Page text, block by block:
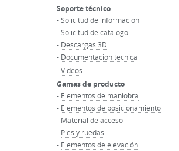
Soporte técnico
-Solicitud de informacion
-Solicitud de catalogo
- Descargas 3D
- Documentacion tecnica
-Videos
Gamas de producto
- Elementos de maniobra
- Elementos de posicionamiento
- Material de acceso
- Pies y ruedas
- Elementos de elevación